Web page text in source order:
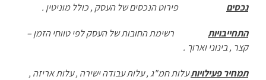
נכסים פירוט הנכסים של העסק , כולל מוניטין .
התחייבויות רשימת החובות של העסק לפי טווחי הזמן –
קצר , בינוני וארוך .
תמחיר פעילויותעלות חמ"ג , עלות עבודה ישירה , עלות אריזה ,